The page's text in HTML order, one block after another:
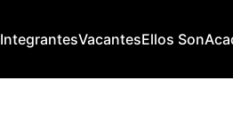
IntegrantesVacantesEllos Son